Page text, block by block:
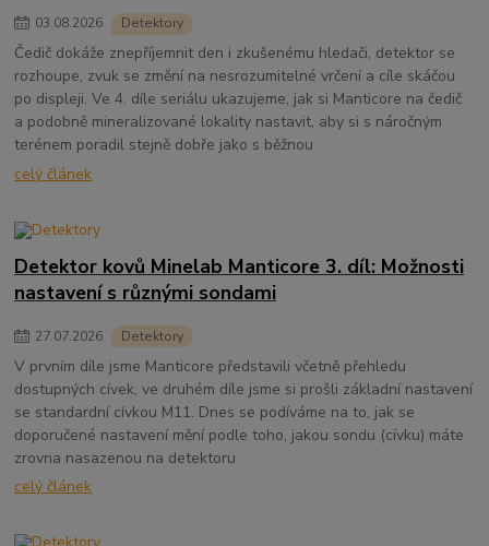
03.08.2026 Detektory
Čedič dokáže znepříjemnit den i zkušenému hledači, detektor se
rozhoupe, zvuk se změní na nesrozumitelné vrčení a cíle skáčou
po displeji. Ve 4. díle seriálu ukazujeme, jak si Manticore na čedič
a podobně mineralizované lokality nastavit, aby si s náročným
terénem poradil stejně dobře jako s běžnou
celý článek
Detektor kovů Minelab Manticore 3. díl: Možnosti
nastavení s různými sondami
27.07.2026 Detektory
V prvním díle jsme Manticore představili včetně přehledu
dostupných cívek, ve druhém díle jsme si prošli základní nastavení
se standardní cívkou M11. Dnes se podíváme na to, jak se
doporučené nastavení mění podle toho, jakou sondu (cívku) máte
zrovna nasazenou na detektoru
celý článek